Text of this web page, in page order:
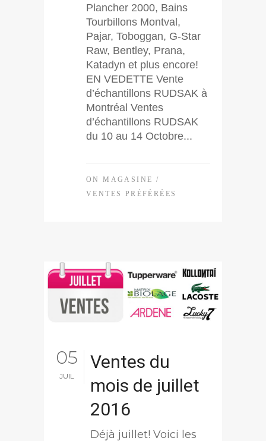
Plancher 2000, Bains
Tourbillons Montval,
Pajar, Toboggan, G-Star
Raw, Bentley, Prana,
Katadyn et plus encore!
EN VEDETTE Vente
d’échantillons RUDSAK à
Montréal Ventes
d’échantillons RUDSAK
du 10 au 14 Octobre...
ON MAGASINE /
VENTES PRÉFÉRÉES
05
JUIL
Ventes du
mois de juillet
2016
Déjà juillet! Voici les